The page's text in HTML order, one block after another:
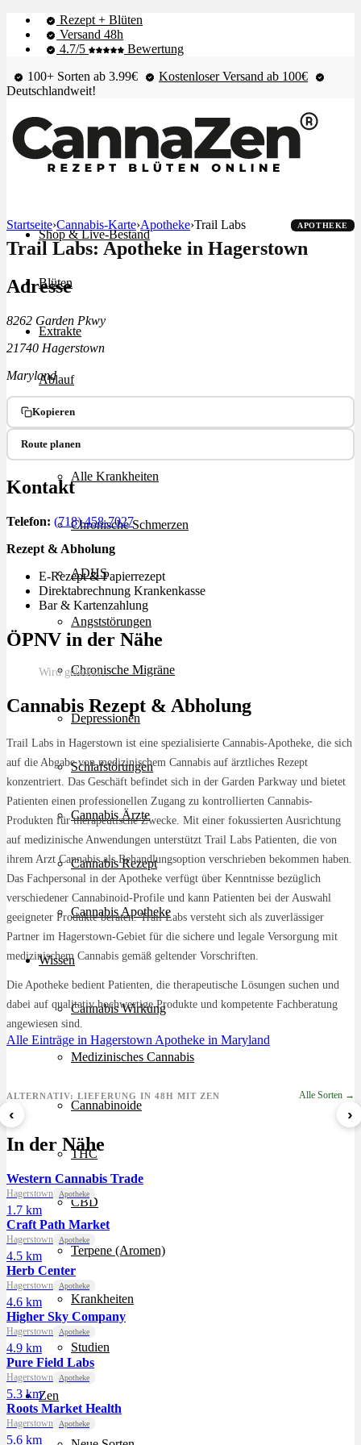
Rezept + Blüten
Versand 48h
4.7/5
Bewertung
100+ Sorten ab 3.99€
Kostenloser Versand ab 100€
Deutschlandweit!
Shop & Live-Bestand
Blüten
Extrakte
Ablauf
Therapien
Alle Krankheiten
Chronische Schmerzen
ADHS
Angststörungen
Chronische Migräne
Depressionen
Schlafstörungen
Cannabis Ärzte
Cannabis Rezept
Cannabis Apotheke
Wissen
Cannabis Wirkung
Medizinisches Cannabis
Cannabinoide
THC
CBD
Terpene (Aromen)
Krankheiten
Studien
Zen
Startseite›Cannabis-Karte›Apotheke›Trail Labs APOTHEKE
Trail Labs: Apotheke in Hagerstown
Adresse
8262 Garden Pkwy
21740 Hagerstown
Maryland
Kopieren
Route planen
Kontakt
Telefon: (718) 458-7027
Rezept & Abholung
E-Rezept & Papierrezept
Direktabrechnung Krankenkasse
Bar & Kartenzahlung
ÖPNV in der Nähe
Wird geladen…
Cannabis Rezept & Abholung
Trail Labs in Hagerstown ist eine spezialisierte Cannabis-Apotheke, die sich
auf die Abgabe von medizinischem Cannabis auf ärztliches Rezept
konzentriert. Das Geschäft befindet sich in der Garden Parkway und bietet
Patienten einen professionellen Zugang zu kontrollierten Cannabis-
Produkten für therapeutische Zwecke. Mit einer fokussierten Ausrichtung
auf medizinische Anwendungen unterstützt Trail Labs Patienten, die von
ihrem Arzt Cannabis als Behandlungsoption verschrieben bekommen haben.
Das Fachpersonal in der Apotheke verfügt über Kenntnisse bezüglich
verschiedener Cannabinoid-Profile und kann Patienten bei der Auswahl
geeigneter Produkte beraten. Trail Labs versteht sich als zuverlässiger
Partner im Hagerstown-Gebiet für die sichere und legale Versorgung mit
medizinischem Cannabis gemäß geltender Vorschriften.
Die Apotheke bedient Patienten, die therapeutische Lösungen suchen und
dabei auf qualitativ hochwertige Produkte und kompetente Fachberatung
angewiesen sind.
Alle Einträge in Hagerstown Apotheke in Maryland
ALTERNATIV: LIEFERUNG IN 48H MIT ZEN Alle Sorten →
‹
8 Ball Kush
ab 7,29 €/g
Grape Galena
›
In der Nähe
Western Cannabis Trade
Hagerstown Apotheke
1.7 km
Craft Path Market
Hagerstown Apotheke
4.5 km
Herb Center
Hagerstown Apotheke
4.6 km
Higher Sky Company
Hagerstown Apotheke
4.9 km
Pure Field Labs
Hagerstown Apotheke
5.3 km
Roots Market Health
Hagerstown Apotheke
5.6 km